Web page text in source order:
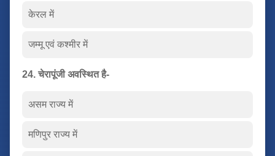
केरल में
जम्मू एवं कश्मीर में
24. चेरापूंजी अवस्थित है-
असम राज्य में
मणिपुर राज्य में